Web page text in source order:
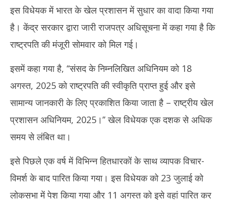
NOW VIEWING
August
19,
इस विधेयक में भारत के खेल प्रशासन में सुधार का वादा किया गया
है। केंद्र सरकार द्वारा जारी राजपत्र अधिसूचना में कहा गया है कि
राष्ट्रपति की मंजूरी सोमवार को मिल गई।
इसमें कहा गया है, ‘‘संसद के निम्नलिखित अधिनियम को 18
अगस्त, 2025 को राष्ट्रपति की स्वीकृति प्राप्त हुई और इसे
सामान्य जानकारी के लिए प्रकाशित किया जाता है – राष्ट्रीय खेल
प्रशासन अधिनियम, 2025।’’ खेल विधेयक एक दशक से अधिक
समय से लंबित था।
इसे पिछले एक वर्ष में विभिन्न हितधारकों के साथ व्यापक विचार-
विमर्श के बाद पारित किया गया। इस विधेयक को 23 जुलाई को
लोकसभा में पेश किया गया और 11 अगस्त को इसे वहां पारित कर